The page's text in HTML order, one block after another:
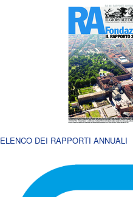
ELENCO DEI RAPPORTI ANNUALI